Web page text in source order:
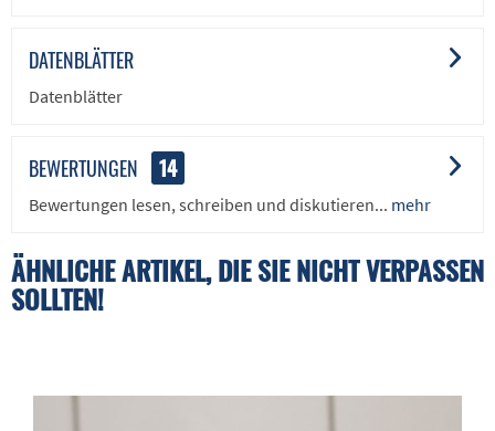
DATENBLÄTTER
Datenblätter
BEWERTUNGEN 14
Bewertungen lesen, schreiben und diskutieren... mehr
ÄHNLICHE ARTIKEL, DIE SIE NICHT VERPASSEN
SOLLTEN!